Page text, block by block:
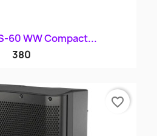
60 WW Compact...
380
favorite_border